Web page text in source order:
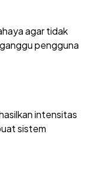
agar tidak
pengguna
intensitas
sistem